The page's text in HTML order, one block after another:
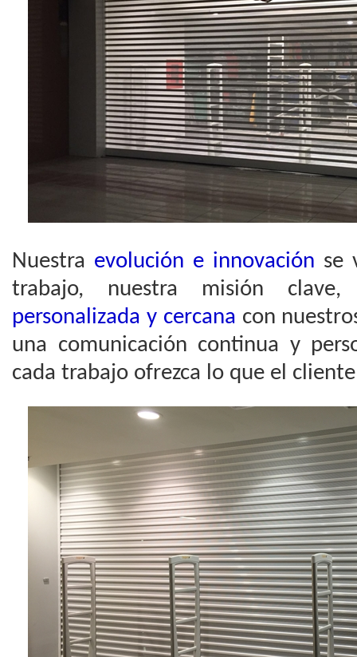
Nuestra evolución e innovación se
trabajo, nuestra misión
personalizada y cercana con
una comunicación continua y
cada trabajo ofrezca lo que el